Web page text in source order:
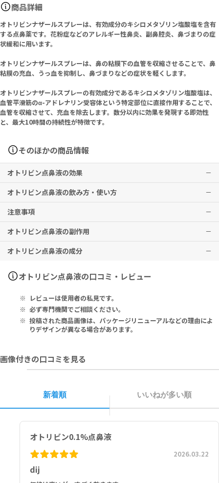
商品詳細
オトリビンナザールスプレーは、有効成分のキシロメタゾリン塩酸塩を含有
する点鼻薬です。花粉症などのアレルギー性鼻炎、副鼻腔炎、鼻づまりの症
状緩和に用います。
オトリビンナザールスプレーは、鼻の粘膜下の血管を収縮させることで、鼻
粘膜の充血、うっ血を抑制し、鼻づまりなどの症状を軽くします。
オトリビンナザールスプレーの有効成分であるキシロメタゾリン塩酸塩は、
血管平滑筋のα-アドレナリン受容体という特定部位に直接作用することで、
血管を収縮させて、充血を除去します。数分以内に効果を発現する即効性
と、最大10時間の持続性が特徴です。
そのほかの商品情報
オトリビン点鼻液の効果
アレルギー性鼻炎、副鼻腔炎、鼻づまりの症状緩和
※上記は、英国での適応です。
※本剤は、日本国内で適応がないため、使用前に必ず医師・歯科医
師・薬剤師にご相談ください。
※効果には個人差がありますことを予めご了承ください。
オトリビン点鼻液の飲み方・使い方
通常、成人各鼻腔内に1回1噴霧を1日1～3回投与する。
なお、年齢、症状により適宜増減する。
※上記は、英国での用法・用量です。
※本剤は、日本国内で適応がないため、使用前に必ず医師・歯科医
注意事項
本剤は、連続して7日間を超える使用はお控えください。連用または
頻回使用により、反応性の低下や局所粘膜の二次充血を起こすことが
あります。
さい。
子どもの手の届かない場所に保管してください。
■以下の方は本剤を使用しないでください。
本剤の成分あるいはキシロメタゾリンに過敏症の既往がある方
オトリビン点鼻液の副作用
局所刺激感、動悸、吐き気、頭痛などの症状が現れる場合がありま
その他、なにか異変を感じた際は速やかに医師の診察をお受けくださ
い。
オトリビン点鼻液の成分
1 ml of Solution Contains 1 mg of Xylometazoline Hydrochlor
ide as the Active Ingredient, and also Contains Benzalkoniu
te Dihydrate, Disodium Phosphate Dodecahydrate, Sodium
Chloride and Purified Water as Excipients.
1ml中：有効成分 キシロメタゾリン塩酸塩 1mg、その他の成分：ベ
水（添加剤）
オトリビン点鼻液の口コミ・レビュー
レビューは使用者の私見です。
必ず専門機関でご相談ください。
投稿された商品画像は、パッケージリニューアルなどの理由によ
りデザインが異なる場合があります。
画像付きの口コミを見る
新着順 いいねが多い順
オトリビン0.1%点鼻液
dij
2026.03.22